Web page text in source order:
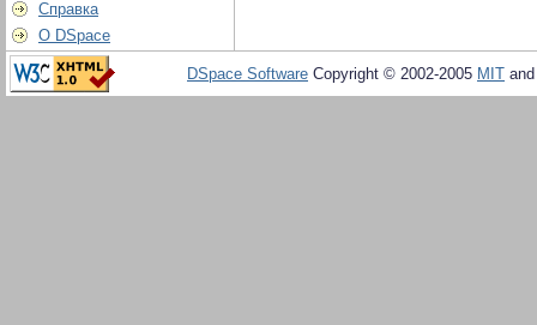
Справка
О DSpace
DSpace Software Copyright © 2002-2005 MIT